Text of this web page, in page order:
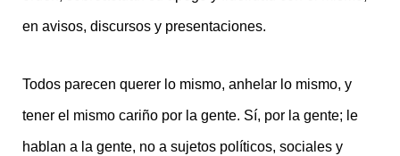
en avisos, discursos y presentaciones.
Todos parecen querer lo mismo, anhelar lo mismo, y
tener el mismo cariño por la gente. Sí, por la gente; le
hablan a la gente, no a sujetos políticos, sociales y